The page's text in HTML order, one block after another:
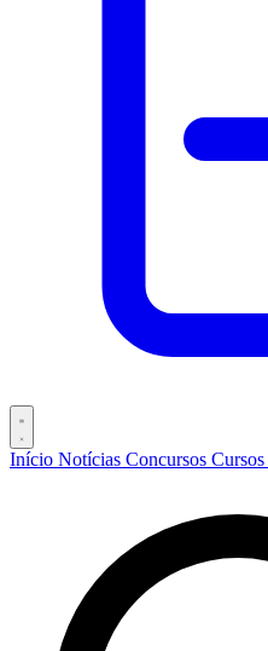
Início Notícias Concursos Cursos